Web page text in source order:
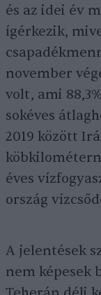
és az idei év
ígérkezik,
november
volt, ami
sokéves
2019 között
éves
ország
A jelentések
nem képesek